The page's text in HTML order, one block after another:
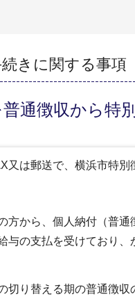
きに関する事項
通徴収から特
又は郵送で、横浜市特別
方から、個人納付（普
与の支払を受けており
切り替える期の普通徴